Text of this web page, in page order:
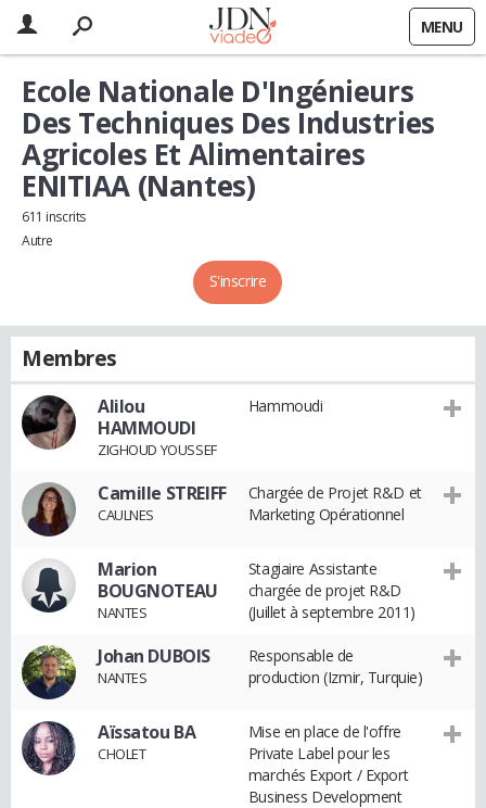
MENU
S'inscrire
Ecole Nationale D'Ingénieurs
Des Techniques Des Industries
Agricoles Et Alimentaires
ENITIAA (Nantes)
611 inscrits
Autre
Membres
Alilou
HAMMOUDI
ZIGHOUD YOUSSEF
Hammoudi
Camille STREIFF
CAULNES
Chargée de Projet R&D et
Marketing Opérationnel
Marion
BOUGNOTEAU
NANTES
Stagiaire Assistante
chargée de projet R&D
(Juillet à septembre 2011)
Johan DUBOIS
NANTES
Responsable de
production (Izmir, Turquie)
Aïssatou BA
CHOLET
Mise en place de l'offre
Private Label pour les
marchés Export / Export
Business Development